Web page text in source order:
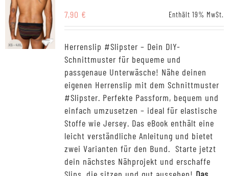
7,90 € Enthält 19% MwSt.
Herrenslip #Slipster – Dein DIY-
Schnittmuster für bequeme und
passgenaue Unterwäsche! Nähe deinen
eigenen Herrenslip mit dem Schnittmuster
#Slipster. Perfekte Passform, bequem und
einfach umzusetzen – ideal für elastische
Stoffe wie Jersey. Das eBook enthält eine
leicht verständliche Anleitung und bietet
zwei Varianten für den Bund. Starte jetzt
dein nächstes Nähprojekt und erschaffe